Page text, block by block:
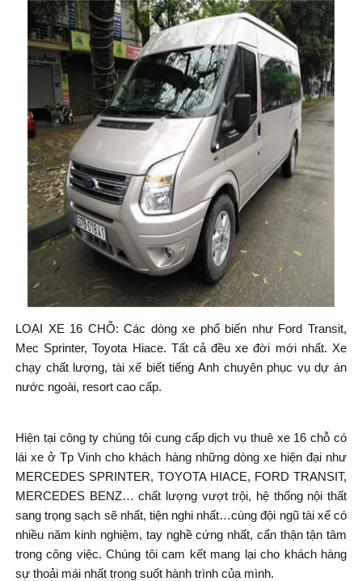
LOẠI XE 16 CHỖ: Các dòng xe phổ biến như Ford Transit,
Mec Sprinter, Toyota Hiace. Tất cả đều xe đời mới nhất. Xe
chạy chất lượng, tài xế biết tiếng Anh chuyên phục vụ dự án
nước ngoài, resort cao cấp.
Hiện tại công ty chúng tôi cung cấp dịch vụ thuê xe 16 chỗ có
lái xe ở Tp Vinh cho khách hàng những dòng xe hiện đại như
MERCEDES SPRINTER, TOYOTA HIACE, FORD TRANSIT,
MERCEDES BENZ… chất lượng vượt trội, hệ thống nội thất
sang trọng sạch sẽ nhất, tiện nghi nhất…cùng đội ngũ tài xế có
nhiều năm kinh nghiệm, tay nghề cứng nhất, cẩn thận tận tâm
trong công việc. Chúng tôi cam kết mang lại cho khách hàng
sự thoải mái nhất trong suốt hành trình của mình.